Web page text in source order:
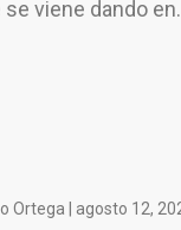
viene dando
Ortega | agosto 12,